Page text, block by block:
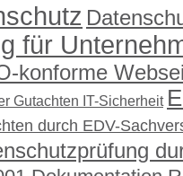
für
konforme
Gutachten IT-Sicherheit
durch EDV-